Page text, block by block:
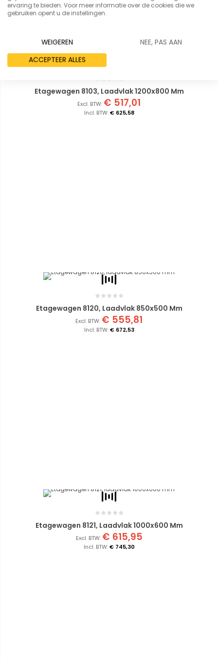
Etagewagen 8103, Laadvlak 1200x800 Mm
€ 625,58
€ 517,01
Etagewagen 8120, Laadvlak 850x500 Mm
€ 672,53
€ 555,81
Etagewagen 8121, Laadvlak 1000x600 Mm
€ 745,30
€ 615,95
ervaring te bieden. Voor meer informatie over de cookies die we
gebruiken opent u de instellingen.
WEIGEREN
NEE, PAS AAN
ACCEPTEER ALLES